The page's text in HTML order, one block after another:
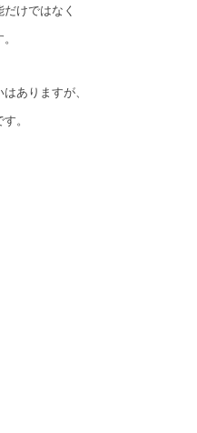
けではなく
ありますが、
。